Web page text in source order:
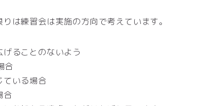
は練習会は実施の方向で考えています。
ることのないよう
合
ている場合
合